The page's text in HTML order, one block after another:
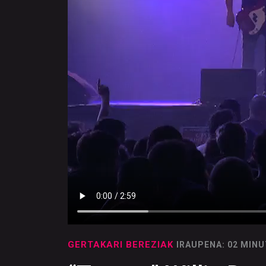
GERTAKARI BEREZIAK IRAUPENA: 02